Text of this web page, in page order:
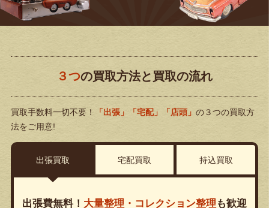
３つの買取方法と買取の流れ
買取手数料一切不要！ 「出張」「宅配」「店頭」 の３つの買取方
法をご用意!
出張買取 宅配買取 持込買取
出張費無料！ 大量整理・コレクション整理 も歓迎